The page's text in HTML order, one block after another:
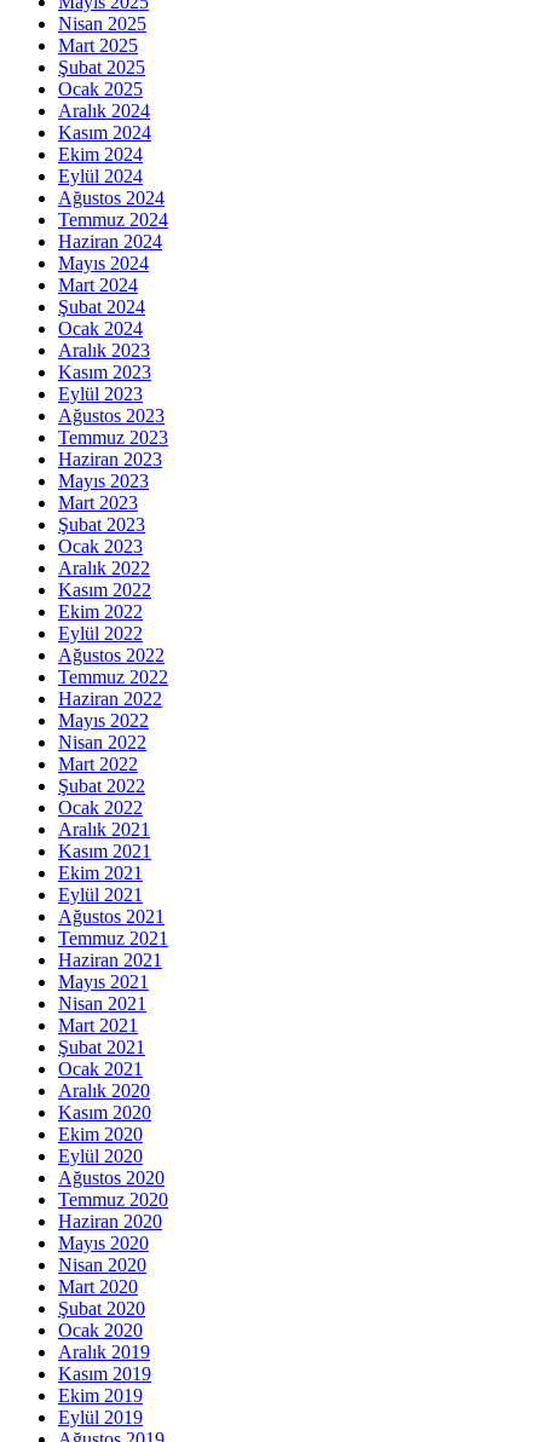
Nisan 2025
Mart 2025
Şubat 2025
Ocak 2025
Aralık 2024
Kasım 2024
Ekim 2024
Eylül 2024
Ağustos 2024
Temmuz 2024
Haziran 2024
Mayıs 2024
Mart 2024
Şubat 2024
Ocak 2024
Aralık 2023
Kasım 2023
Eylül 2023
Ağustos 2023
Temmuz 2023
Haziran 2023
Mayıs 2023
Mart 2023
Şubat 2023
Ocak 2023
Aralık 2022
Kasım 2022
Ekim 2022
Eylül 2022
Ağustos 2022
Temmuz 2022
Haziran 2022
Mayıs 2022
Nisan 2022
Mart 2022
Şubat 2022
Ocak 2022
Aralık 2021
Kasım 2021
Ekim 2021
Eylül 2021
Ağustos 2021
Temmuz 2021
Haziran 2021
Mayıs 2021
Nisan 2021
Mart 2021
Şubat 2021
Ocak 2021
Aralık 2020
Kasım 2020
Ekim 2020
Eylül 2020
Ağustos 2020
Temmuz 2020
Haziran 2020
Mayıs 2020
Nisan 2020
Mart 2020
Şubat 2020
Ocak 2020
Aralık 2019
Kasım 2019
Ekim 2019
Eylül 2019